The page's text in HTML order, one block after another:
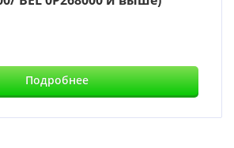
Подробнее